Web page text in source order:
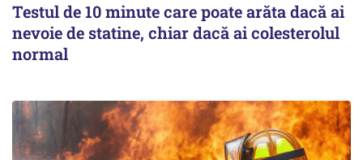
Testul de 10 minute care poate arăta dacă ai
nevoie de statine, chiar dacă ai colesterolul
normal